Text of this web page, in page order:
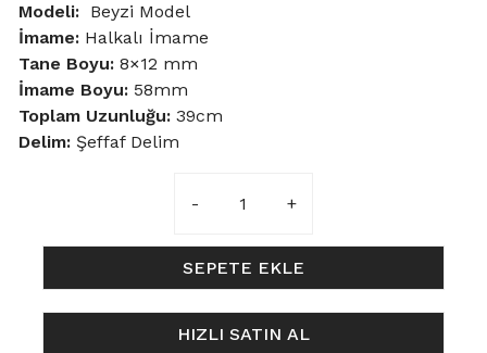
Modeli: Beyzi Model
İmame: Halkalı İmame
Tane Boyu: 8×12 mm
İmame Boyu: 58mm
Toplam Uzunluğu: 39cm
Delim: Şeffaf Delim
Şeffaf
Halkalı
İmameli
Tesbih
adet
SEPETE EKLE
HIZLI SATIN AL